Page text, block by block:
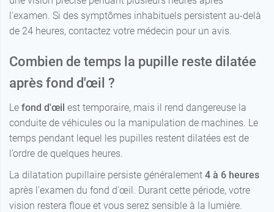
l'examen. Si des symptômes inhabituels persistent au-delà
de 24 heures, contactez votre médecin pour un avis.
Combien de temps la pupille reste dilatée
après fond d'œil ?
Le fond d'œil est temporaire, mais il rend dangereuse la
conduite de véhicules ou la manipulation de machines. Le
temps pendant lequel les pupilles restent dilatées est de
l’ordre de quelques heures.
La dilatation pupillaire persiste généralement 4 à 6 heures
après l'examen du fond d'œil. Durant cette période, votre
vision restera floue et vous serez sensible à la lumière.